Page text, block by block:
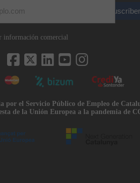
información comercial
por el Servicio Público de Empleo de
de la Unión Europea a la pandemia de